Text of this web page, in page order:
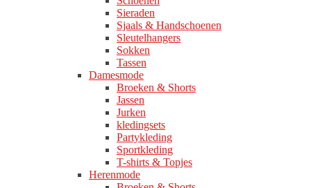
Sieraden
Sjaals & Handschoenen
Sleutelhangers
Sokken
Tassen
Damesmode
Broeken & Shorts
Jassen
Jurken
kledingsets
Partykleding
Sportkleding
T-shirts & Topjes
Herenmode